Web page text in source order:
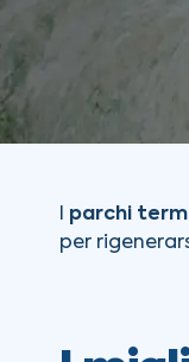
parchi
per